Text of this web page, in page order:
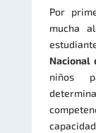
Por
mucha
Nacional
niños